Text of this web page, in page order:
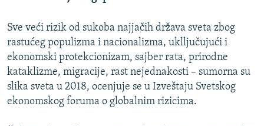
Sve veći rizik od sukoba najjačih država sveta zbog
rastućeg populizma i nacionalizma, uklljučujući i
ekonomski protekcionizam, sajber rata, prirodne
kataklizme, migracije, rast nejednakosti – sumorna su
slika sveta u 2018, ocenjuje se u Izveštaju Svetskog
ekonomskog foruma o globalnim rizicima.